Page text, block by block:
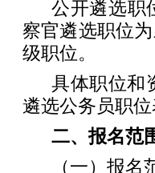
公开遴选职
察官遴选职位
级职位。
具体职位和
遴选公务员职位
二、报名范
（一）报名